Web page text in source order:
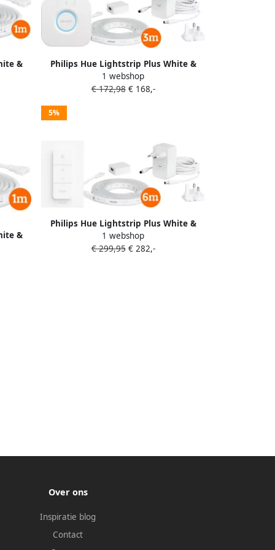
&
Philips Hue Lightstrip Plus White &
Color 3m basisset + Bridge
1 webshop
€ 172,98€ 168,-
&
5%
Philips Hue Lightstrip Plus White &
Color 6m basisset + Draadloze dimmer
1 webshop
€ 299,95€ 282,-
Over ons
Inspiratie blog
Contact